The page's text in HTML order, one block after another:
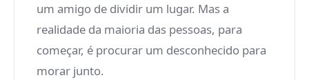
um amigo de dividir um lugar. Mas a
realidade da maioria das pessoas, para
começar, é procurar um desconhecido para
morar junto.